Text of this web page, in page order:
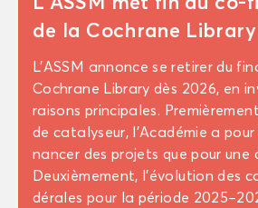
de la Co­chrane Li­bra­ry
L'ASSM an­nonce se re­ti­rer du
Co­chrane Li­bra­ry dès 2026, en
rai­sons prin­ci­pales.
de ca­ta­ly­seur, l’Aca­dé­mie a
nan­cer des pro­jets que pour une
Deuxiè­me­ment, l'évo­lu­tion des
dé­rales pour la pé­riode